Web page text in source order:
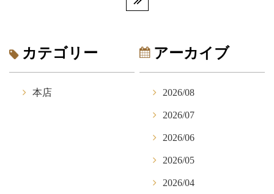
カテゴリー
本店
アーカイブ
2026/08
2026/07
2026/06
2026/05
2026/04